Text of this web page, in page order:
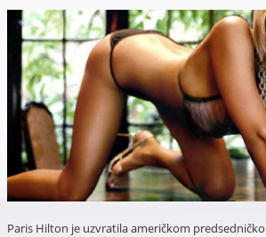
Paris Hilton je uzvratila američkom